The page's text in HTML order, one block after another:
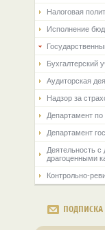
Налоговая
Исполнение
Бухгалтерский
Аудиторская
Надзор за
Департамент
Департамент
Деятельность
драгоценными
Контрольно-
ПОДПИСКА